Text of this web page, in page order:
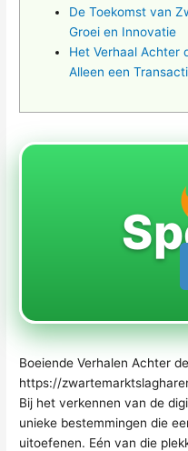
De Toekomst van
Groei en Innovatie
Het Verhaal Achter
Alleen een
Boeiende Verhalen Achter
https://
Bij het verkennen van de
unieke bestemmingen die
uitoefenen. Eén van die